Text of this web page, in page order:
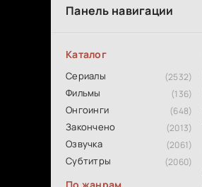
Панель навигации
Каталог
Сериалы (2532)
Фильмы (136)
Онгоинги (648)
Закончено (2013)
Озвучка (2061)
Субтитры (2060)